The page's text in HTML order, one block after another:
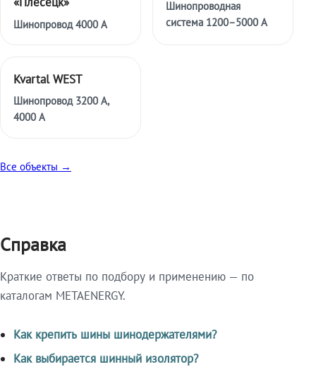
Шинопровод 4000 А
Шинопроводная
система 1200–5000 А
Kvartal WEST
Шинопровод 3200 А,
4000 А
Все объекты →
Справка
Краткие ответы по подбору и применению — по
каталогам METAENERGY.
Как крепить шины шинодержателями?
Как выбирается шинный изолятор?